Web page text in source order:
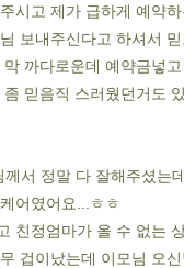
시고 제가 급하게 예약
보내주신다고 하셔서
까다로운데 예약금넣
믿음직 스러웠던거도
께서 정말 다 잘해주셨는
어였어요...ㅎㅎ
친정엄마가 올 수 없는
겁이났는데 이모님 오